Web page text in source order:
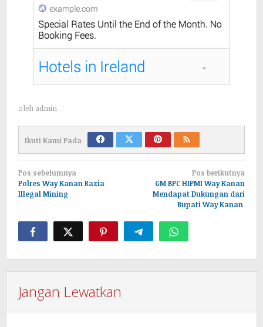
oleh admin
Ikuti Kami Pada
Navigasi
pos
Pos sebelumnya
Polres Way Kanan Razia
Illegal Mining
Pos berikutnya
GM BPC HIPMI Way Kanan
Mendapat Dukungan dari
Bupati Way Kanan
Jangan Lewatkan